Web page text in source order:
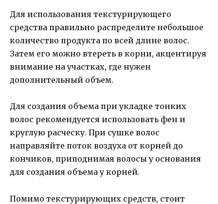
Для использования текстурирующего
средства правильно распределите небольшое
количество продукта по всей длине волос.
Затем его можно втереть в корни, акцентируя
внимание на участках, где нужен
дополнительный объем.
Для создания объема при укладке тонких
волос рекомендуется использовать фен и
круглую расческу. При сушке волос
направляйте поток воздуха от корней до
кончиков, приподнимая волосы у основания
для создания объема у корней.
Помимо текстурирующих средств, стоит